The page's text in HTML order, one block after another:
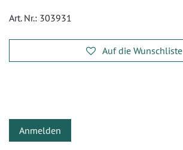
Art. Nr.: 303931
Auf die Wunschliste
Anmelden